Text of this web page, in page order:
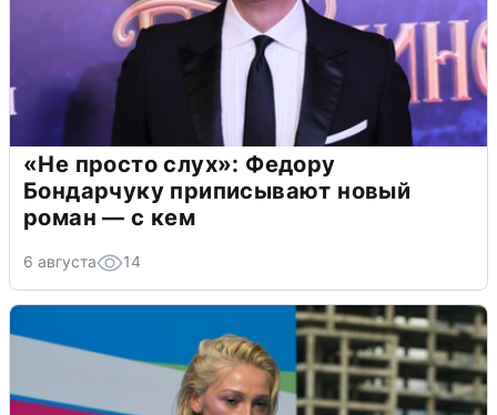
«Не просто слух»: Федору
Бондарчуку приписывают новый
роман — с кем
6 августа 14